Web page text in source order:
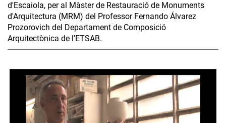
d'Escaiola, per al Màster de Restauració de Monuments
d'Arquitectura (MRM) del Professor Fernando Álvarez
Prozorovich del Departament de Composició
Arquitectònica de l'ETSAB.